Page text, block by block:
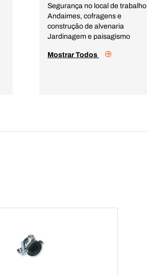
Segurança no local de trabalho
Andaimes, cofragens e
construção de alvenaria
Jardinagem e paisagismo
Mostrar Todos